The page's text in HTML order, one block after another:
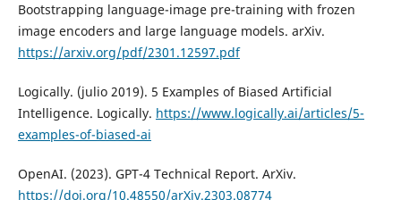
Bootstrapping language-image pre-training with frozen
image encoders and large language models. arXiv.
https://arxiv.org/pdf/2301.12597.pdf
Logically. (julio 2019). 5 Examples of Biased Artificial
Intelligence. Logically. https://www.logically.ai/articles/5-
examples-of-biased-ai
OpenAI. (2023). GPT-4 Technical Report. ArXiv.
https://doi.org/10.48550/arXiv.2303.08774